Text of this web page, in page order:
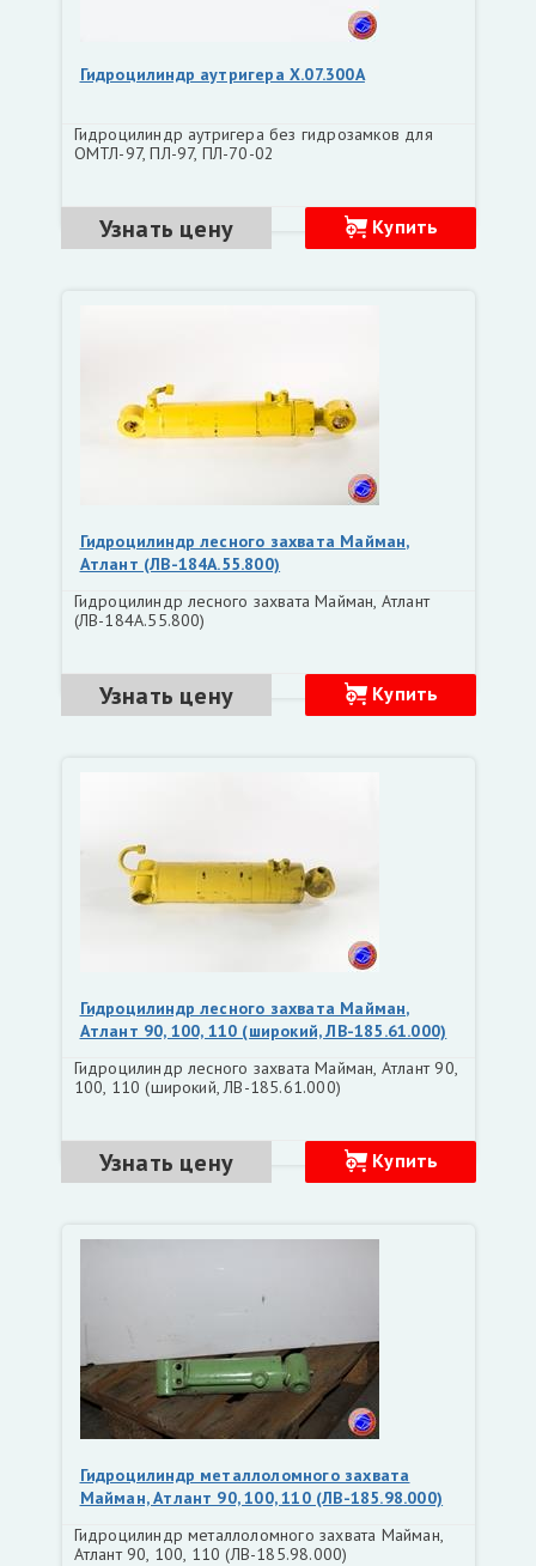
Гидроцилиндр аутригера Х.07.300А
Гидроцилиндр аутригера без гидрозамков для
ОМТЛ-97, ПЛ-97, ПЛ-70-02
Узнать цену Купить
Гидроцилиндр лесного захвата Майман,
Атлант (ЛВ-184А.55.800)
Гидроцилиндр лесного захвата Майман, Атлант
(ЛВ-184А.55.800)
Узнать цену Купить
Гидроцилиндр лесного захвата Майман,
Атлант 90, 100, 110 (широкий, ЛВ-185.61.000)
Гидроцилиндр лесного захвата Майман, Атлант 90,
100, 110 (широкий, ЛВ-185.61.000)
Узнать цену Купить
Гидроцилиндр металлоломного захвата
Майман, Атлант 90, 100, 110 (ЛВ-185.98.000)
Гидроцилиндр металлоломного захвата Майман,
Атлант 90, 100, 110 (ЛВ-185.98.000)